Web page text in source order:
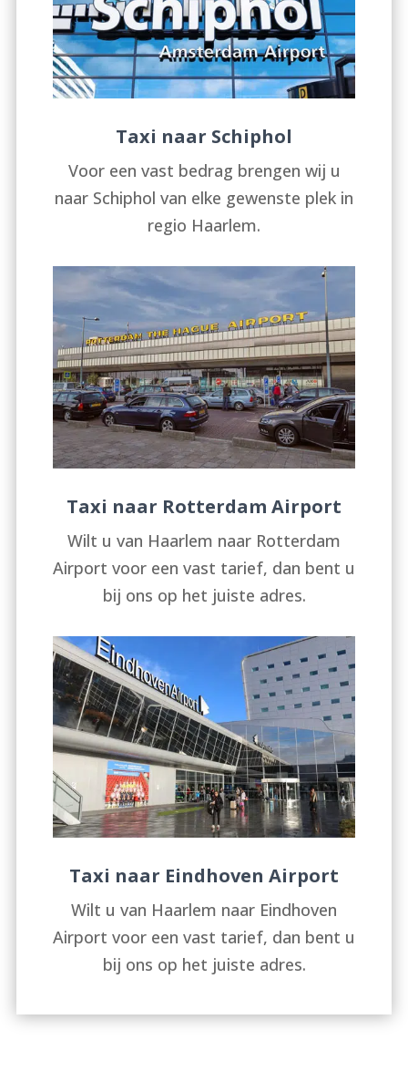
Taxi naar Schiphol
Voor een vast bedrag brengen wij u
naar Schiphol van elke gewenste plek in
regio Haarlem.
Taxi naar Rotterdam Airport
Wilt u van Haarlem naar Rotterdam
Airport voor een vast tarief, dan bent u
bij ons op het juiste adres.
Taxi naar Eindhoven Airport
Wilt u van Haarlem naar Eindhoven
Airport voor een vast tarief, dan bent u
bij ons op het juiste adres.